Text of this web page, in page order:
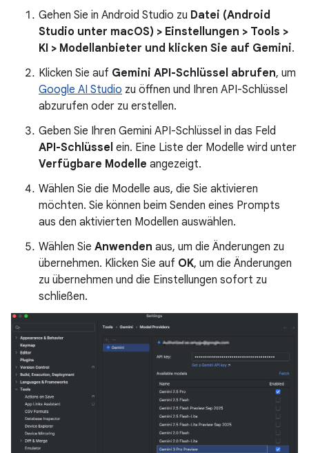
Gehen Sie in Android Studio zu Datei (Android
Studio unter macOS) > Einstellungen > Tools >
KI > Modellanbieter und klicken Sie auf Gemini.
Klicken Sie auf Gemini API-Schlüssel abrufen, um
Google AI Studio zu öffnen und Ihren API-Schlüssel
abzurufen oder zu erstellen.
Geben Sie Ihren Gemini API-Schlüssel in das Feld
API-Schlüssel ein. Eine Liste der Modelle wird unter
Verfügbare Modelle angezeigt.
Wählen Sie die Modelle aus, die Sie aktivieren
möchten. Sie können beim Senden eines Prompts
aus den aktivierten Modellen auswählen.
Wählen Sie Anwenden aus, um die Änderungen zu
übernehmen. Klicken Sie auf OK, um die Änderungen
zu übernehmen und die Einstellungen sofort zu
schließen.